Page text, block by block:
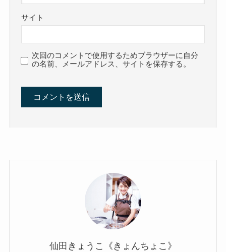
サイト
次回のコメントで使用するためブラウザーに自分
の名前、メールアドレス、サイトを保存する。
仙田きょうこ《きょんちょこ》